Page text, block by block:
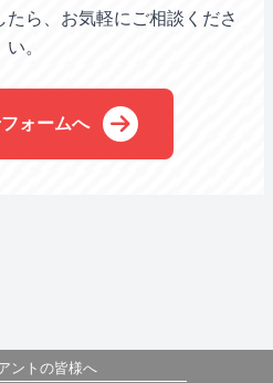
ら、お気軽にご相談くださ
い。
ォームへ
ントの皆様へ